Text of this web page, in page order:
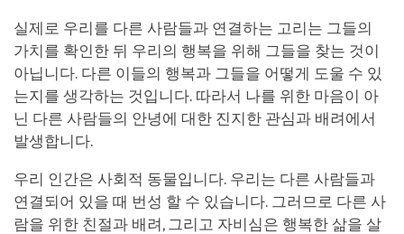
실제로 우리를 다른 사람들과 연결하는 고리는 그들의
가치를 확인한 뒤 우리의 행복을 위해 그들을 찾는 것이
아닙니다. 다른 이들의 행복과 그들을 어떻게 도울 수 있
는지를 생각하는 것입니다. 따라서 나를 위한 마음이 아
닌 다른 사람들의 안녕에 대한 진지한 관심과 배려에서
발생합니다.
우리 인간은 사회적 동물입니다. 우리는 다른 사람들과
연결되어 있을 때 번성 할 수 있습니다. 그러므로 다른 사
람을 위한 친절과 배려, 그리고 자비심은 행복한 삶을 살